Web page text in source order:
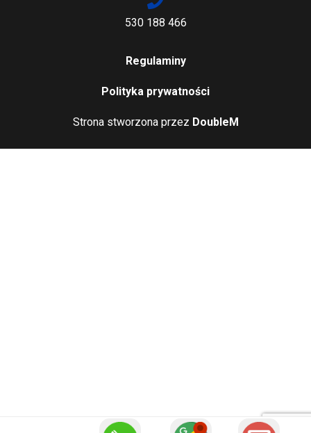
530 188 466
Regulaminy
Polityka prywatności
Strona stworzona przez DoubleM